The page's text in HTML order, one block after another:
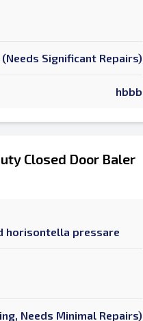
Significant Repairs)
hbbb
Closed Door Baler
horisontella pressare
Needs Minimal Repairs)